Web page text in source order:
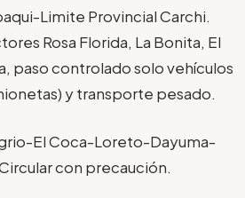
Limite Provincial Carchi.
Rosa Florida, La Bonita, El
paso controlado solo vehículos
y transporte pesado.
El Coca-Loreto-Dayuma-
con precaución.